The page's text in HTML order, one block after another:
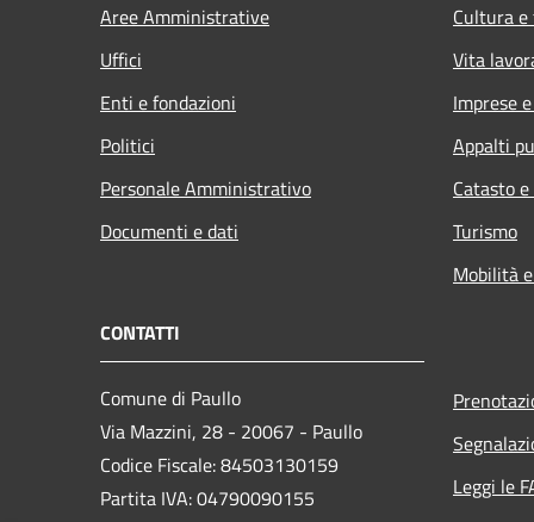
Aree Amministrative
Uffici
Enti e fondazioni
Politici
Personale Amministrativo
Documenti e dati
Cultura
Vita
Imprese
Appalti
Catasto
Turismo
Mobilità
CONTATTI
Comune di Paullo
Via Mazzini, 28 - 20067 - Paullo
Codice Fiscale: 84503130159
Partita IVA: 04790090155
Leggi le